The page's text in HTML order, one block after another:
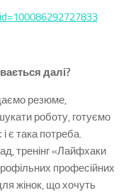
далі?
резюме,
роботу, готуємо
є така потреба.
тренінг «Лайфхаки
професійних
жінок, що хочуть